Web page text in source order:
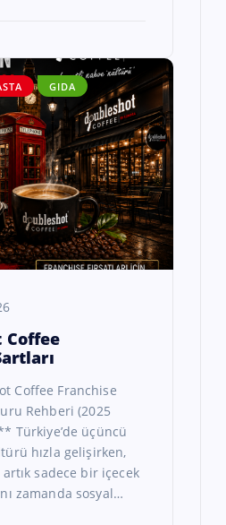
GIDA
Coffee
Coffee Franchise
Rehberi (2025
Türkiye’de üçüncü
hızla gelişirken,
sadece bir içecek
zamanda sosyal…